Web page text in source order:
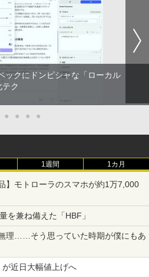
ックにドンピシャな「ローカル
ク
● ● ● ●
1週間 1カ月
】モトローラのスマホが約1万7,000
を兼ね備えた「HBF」
理……そう思っていた時期が僕にもあ
近日大幅値上げへ